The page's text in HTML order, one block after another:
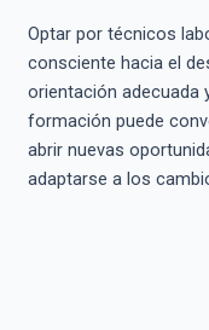
Optar por técnicos
consciente hacia el
orientación adecuada
formación puede
abrir nuevas
adaptarse a los